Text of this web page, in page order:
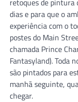
dias e para que o
experiência com o
postes do Main
chamada Prince
Fantasyland). Toda
são pintados para
manhã seguinte,
chegar.